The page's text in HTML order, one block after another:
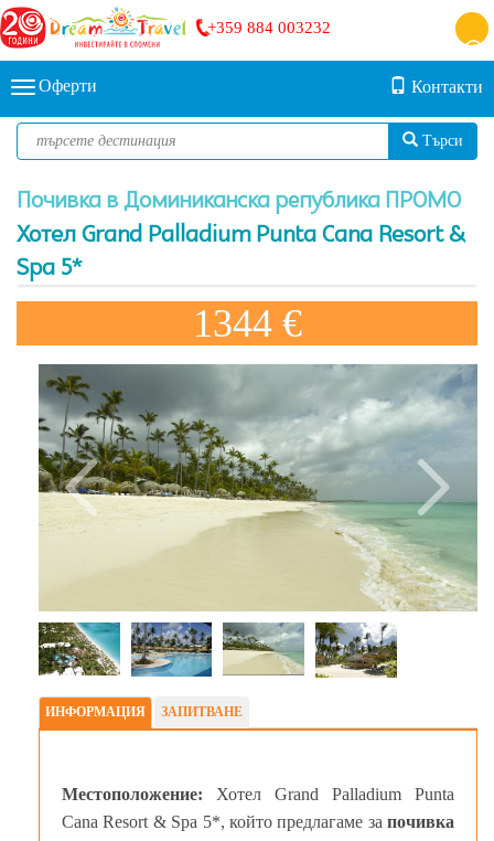
+359 884 003232
Оферти Контакти
Търси
Почивка в Доминиканска република ПРОМО
Хотел Grand Palladium Punta Cana Resort &
Spa 5*
1344 €
ИНФОРМАЦИЯ ЗАПИТВАНЕ
Местоположение: Хотел Grand Palladium Punta
Cana Resort & Spa 5*, който предлагаме за почивка